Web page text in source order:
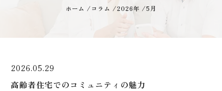
ホーム / コラム /2026年 /5月
2026.05.29
高齢者住宅でのコミュニティの魅力